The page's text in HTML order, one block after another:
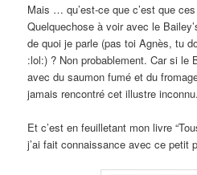
Mais … qu’est-ce que c’est que
Quelquechose à voir avec le
de quoi je parle (pas toi Agnès, tu
:lol:) ? Non probablement. Car si le
avec du saumon fumé et du
jamais rencontré cet illustre inconnu.
Et c’est en feuilletant mon livre
j’ai fait connaissance avec ce petit